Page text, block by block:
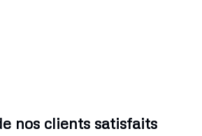
nos clients satisfaits